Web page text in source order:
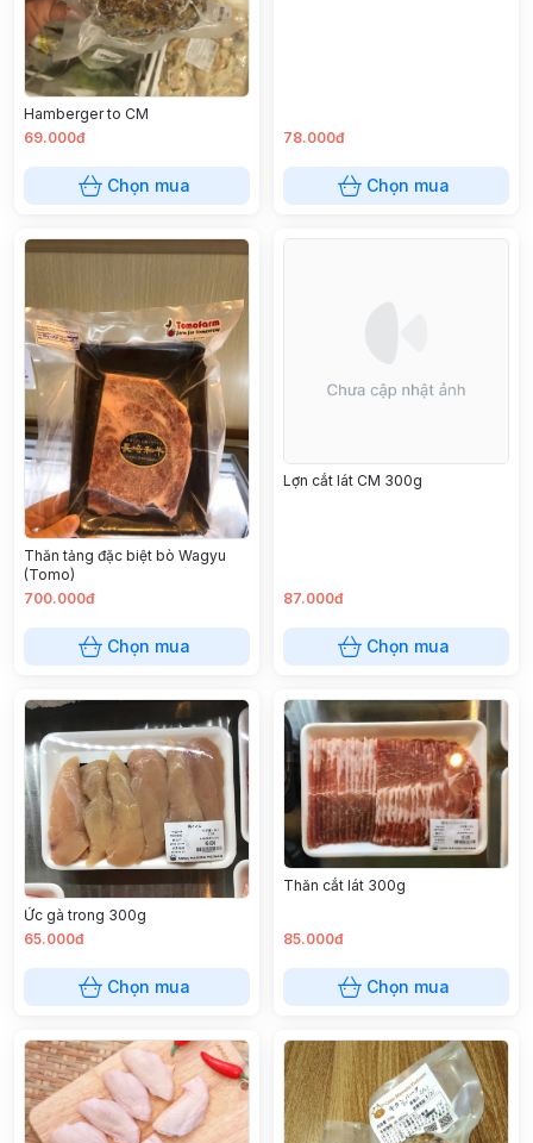
Hamberger to CM
69.000đ
Chọn mua
78.000đ
Chọn mua
Thăn tảng đặc biệt bò Wagyu
(Tomo)
700.000đ
Chọn mua
Lợn cắt lát CM 300g
87.000đ
Chọn mua
Ức gà trong 300g
65.000đ
Chọn mua
Thăn cắt lát 300g
85.000đ
Chọn mua